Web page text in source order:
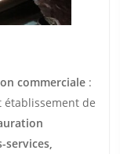
commerciale:
établissement de